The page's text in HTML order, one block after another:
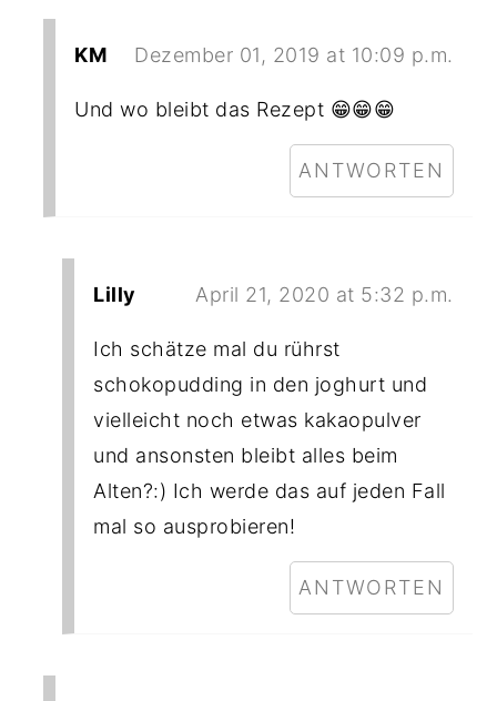
KM Dezember 01, 2019 at 10:09 p.m.
Und wo bleibt das Rezept 😁😁😁
ANTWORTEN
Lilly April 21, 2020 at 5:32 p.m.
Ich schätze mal du rührst
schokopudding in den joghurt und
vielleicht noch etwas kakaopulver
und ansonsten bleibt alles beim
Alten?:) Ich werde das auf jeden Fall
mal so ausprobieren!
ANTWORTEN